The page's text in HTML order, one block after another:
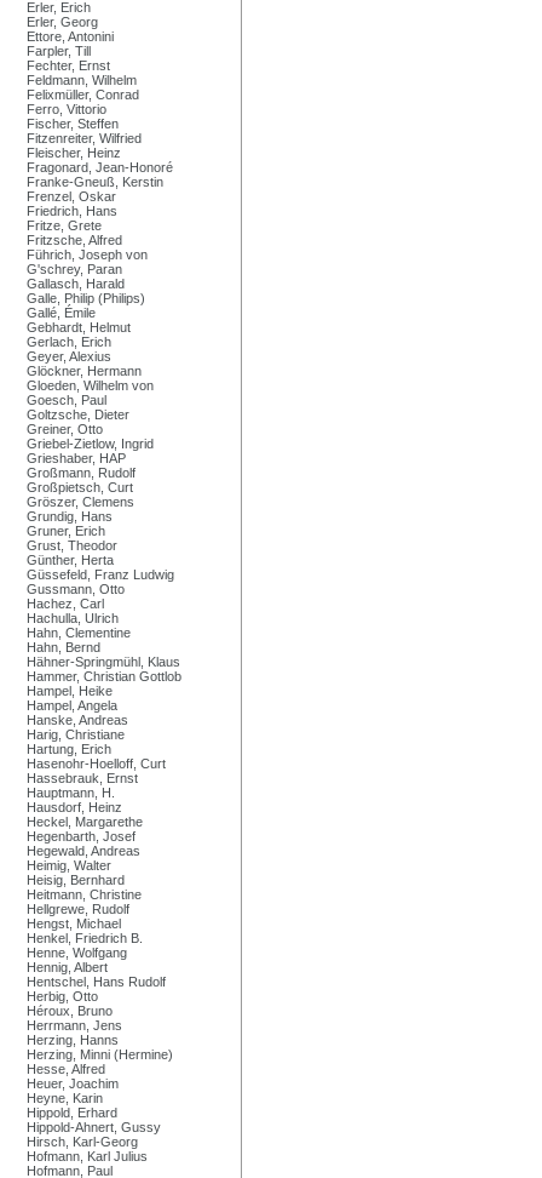
Erler, Erich
Erler, Georg
Ettore, Antonini
Farpler, Till
Fechter, Ernst
Feldmann, Wilhelm
Felixmüller, Conrad
Ferro, Vittorio
Fischer, Steffen
Fitzenreiter, Wilfried
Fleischer, Heinz
Fragonard, Jean-Honoré
Franke-Gneuß, Kerstin
Frenzel, Oskar
Friedrich, Hans
Fritze, Grete
Fritzsche, Alfred
Führich, Joseph von
G'schrey, Paran
Gallasch, Harald
Galle, Philip (Philips)
Gallé, Émile
Gebhardt, Helmut
Gerlach, Erich
Geyer, Alexius
Glöckner, Hermann
Gloeden, Wilhelm von
Goesch, Paul
Goltzsche, Dieter
Greiner, Otto
Griebel-Zietlow, Ingrid
Grieshaber, HAP
Großmann, Rudolf
Großpietsch, Curt
Gröszer, Clemens
Grundig, Hans
Gruner, Erich
Grust, Theodor
Günther, Herta
Güssefeld, Franz Ludwig
Gussmann, Otto
Hachez, Carl
Hachulla, Ulrich
Hahn, Clementine
Hahn, Bernd
Hähner-Springmühl, Klaus
Hammer, Christian Gottlob
Hampel, Heike
Hampel, Angela
Hanske, Andreas
Harig, Christiane
Hartung, Erich
Hasenohr-Hoelloff, Curt
Hassebrauk, Ernst
Hauptmann, H.
Hausdorf, Heinz
Heckel, Margarethe
Hegenbarth, Josef
Hegewald, Andreas
Heimig, Walter
Heisig, Bernhard
Heitmann, Christine
Hellgrewe, Rudolf
Hengst, Michael
Henkel, Friedrich B.
Henne, Wolfgang
Hennig, Albert
Hentschel, Hans Rudolf
Herbig, Otto
Héroux, Bruno
Herrmann, Jens
Herzing, Hanns
Herzing, Minni (Hermine)
Hesse, Alfred
Heuer, Joachim
Heyne, Karin
Hippold, Erhard
Hippold-Ahnert, Gussy
Hirsch, Karl-Georg
Hofmann, Karl Julius
Hofmann, Paul